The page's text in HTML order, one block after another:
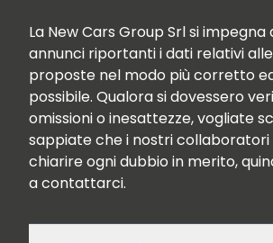
La New Cars Group Srl si
annunci riportanti i dati relativi
proposte nel modo più corretto
possibile. Qualora si dovessero
omissioni o inesattezze, vogliate
sappiate che i nostri collaboratori
chiarire ogni dubbio in merito,
a contattarci.